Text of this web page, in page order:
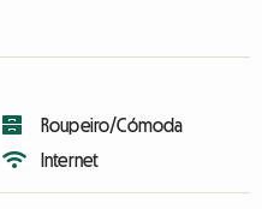
Roupeiro/Cómoda
Internet